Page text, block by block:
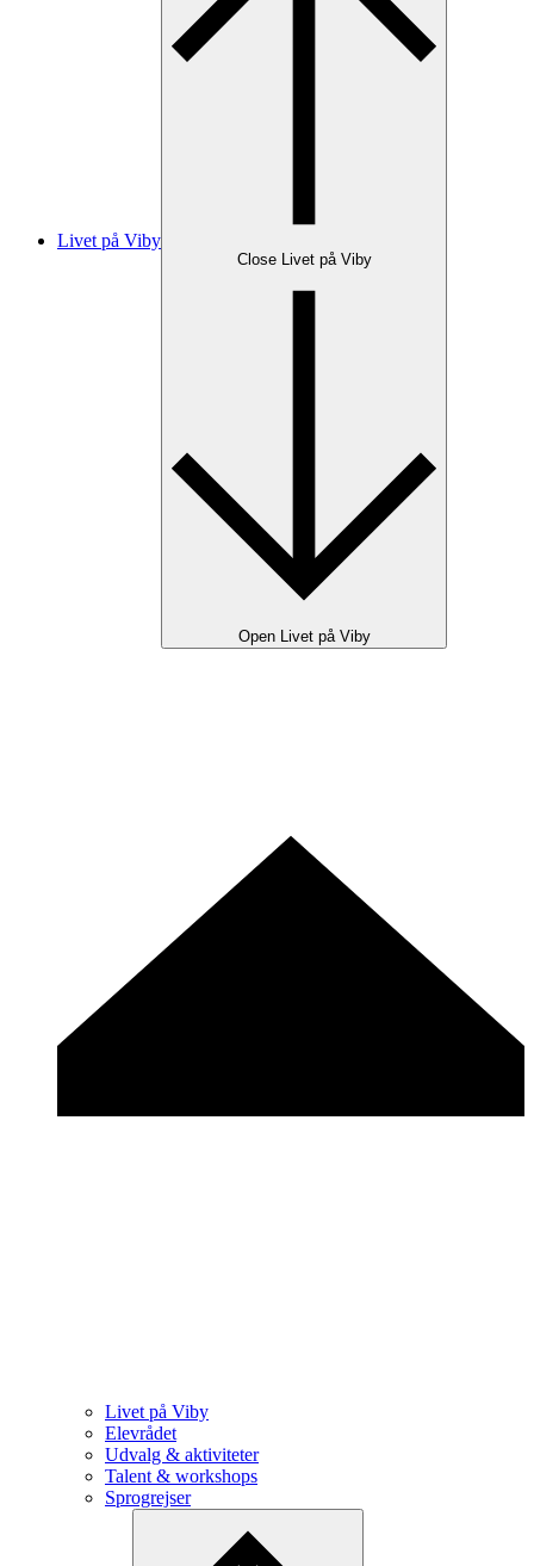
Livet på Viby
Close Livet på Viby
Open Livet på Viby
Livet på Viby
Elevrådet
Udvalg & aktiviteter
Talent & workshops
Sprogrejser